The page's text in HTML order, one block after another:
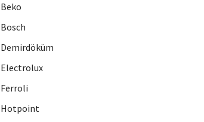
Beko
Bosch
Demirdöküm
Electrolux
Ferroli
Hotpoint